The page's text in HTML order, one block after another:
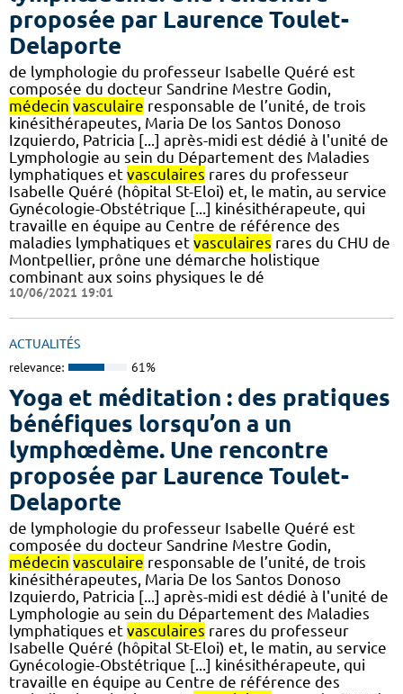
proposée par Laurence Toulet-
Delaporte
de lymphologie du professeur Isabelle Quéré est
composée du docteur Sandrine Mestre Godin,
médecin vasculaire responsable de l’unité, de trois
kinésithérapeutes, Maria De los Santos Donoso
Izquierdo, Patricia [...] après-midi est dédié à l'unité de
Lymphologie au sein du Département des Maladies
lymphatiques et vasculaires rares du professeur
Isabelle Quéré (hôpital St-Eloi) et, le matin, au service
Gynécologie-Obstétrique [...] kinésithérapeute, qui
travaille en équipe au Centre de référence des
maladies lymphatiques et vasculaires rares du CHU de
Montpellier, prône une démarche holistique
combinant aux soins physiques le dé
10/06/2021 19:01
ACTUALITÉS
relevance: 61%
Yoga et méditation : des pratiques
bénéfiques lorsqu’on a un
lymphœdème. Une rencontre
proposée par Laurence Toulet-
Delaporte
de lymphologie du professeur Isabelle Quéré est
composée du docteur Sandrine Mestre Godin,
médecin vasculaire responsable de l’unité, de trois
kinésithérapeutes, Maria De los Santos Donoso
Izquierdo, Patricia [...] après-midi est dédié à l'unité de
Lymphologie au sein du Département des Maladies
lymphatiques et vasculaires rares du professeur
Isabelle Quéré (hôpital St-Eloi) et, le matin, au service
Gynécologie-Obstétrique [...] kinésithérapeute, qui
travaille en équipe au Centre de référence des